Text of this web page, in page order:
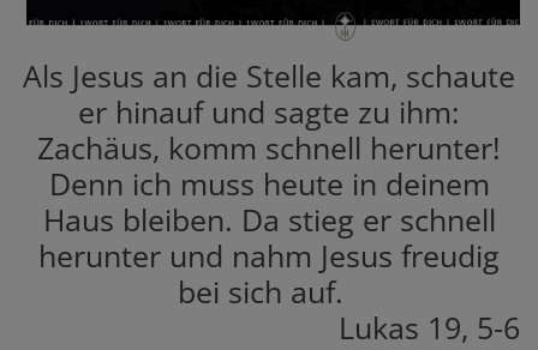
Als Jesus an die Stelle kam, schaute
er hinauf und sagte zu ihm:
Zachäus, komm schnell herunter!
Denn ich muss heute in deinem
Haus bleiben. Da stieg er schnell
herunter und nahm Jesus freudig
bei sich auf.
Lukas 19, 5-6